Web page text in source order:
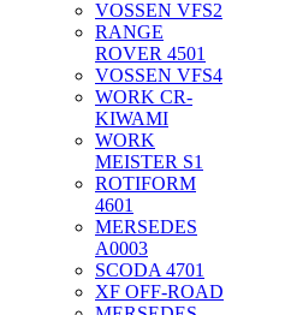
VOSSEN VFS2
RANGE
ROVER 4501
VOSSEN VFS4
WORK CR-
KIWAMI
WORK
MEISTER S1
ROTIFORM
4601
MERSEDES
A0003
SCODA 4701
XF OFF-ROAD